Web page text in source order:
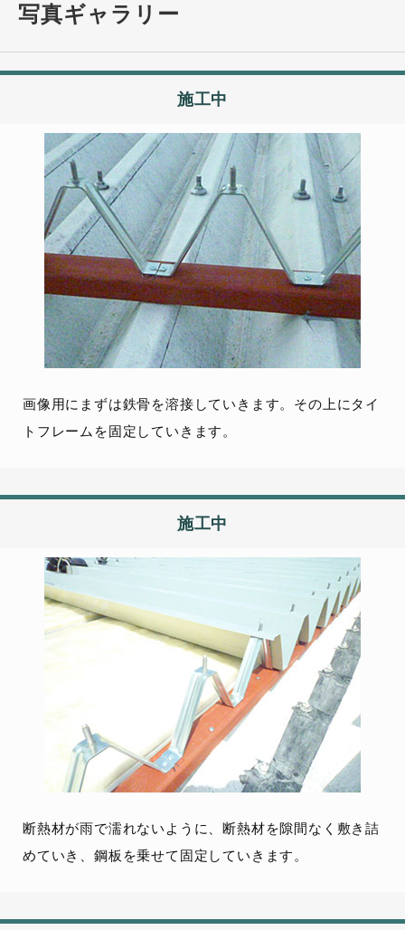
写真ギャラリー
施工中
画像用にまずは鉄骨を溶接していきます。その上にタイ
トフレームを固定していきます。
施工中
断熱材が雨で濡れないように、断熱材を隙間なく敷き詰
めていき、鋼板を乗せて固定していきます。